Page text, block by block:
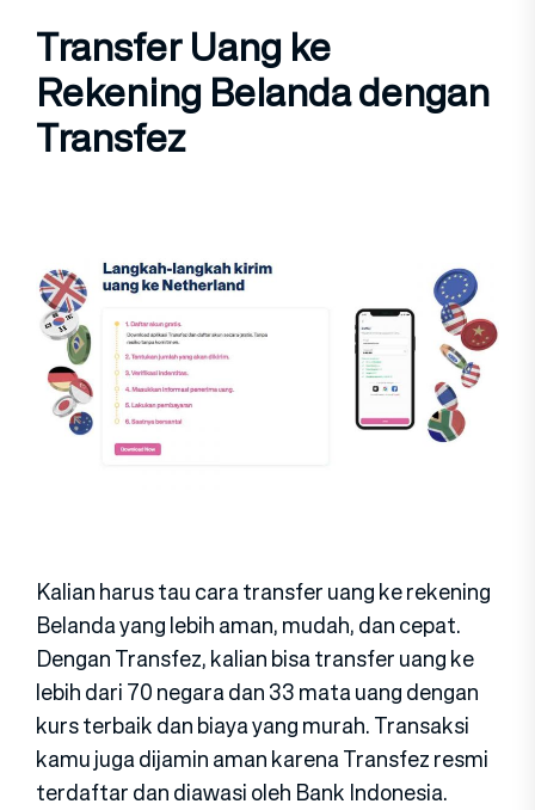
Transfer Uang ke
Rekening Belanda dengan
Transfez
Kalian harus tau cara transfer uang ke rekening
Belanda yang lebih aman, mudah, dan cepat.
Dengan Transfez, kalian bisa transfer uang ke
lebih dari 70 negara dan 33 mata uang dengan
kurs terbaik dan biaya yang murah. Transaksi
kamu juga dijamin aman karena Transfez resmi
terdaftar dan diawasi oleh Bank Indonesia.